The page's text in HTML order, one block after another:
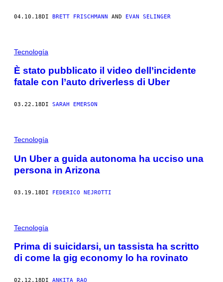
04.10.18DI BRETT FRISCHMANN AND EVAN SELINGER
Tecnología
È stato pubblicato il video dell’incidente
fatale con l’auto driverless di Uber
03.22.18DI SARAH EMERSON
Tecnología
Un Uber a guida autonoma ha ucciso una
persona in Arizona
03.19.18DI FEDERICO NEJROTTI
Tecnología
Prima di suicidarsi, un tassista ha scritto
di come la gig economy lo ha rovinato
02.12.18DI ANKITA RAO